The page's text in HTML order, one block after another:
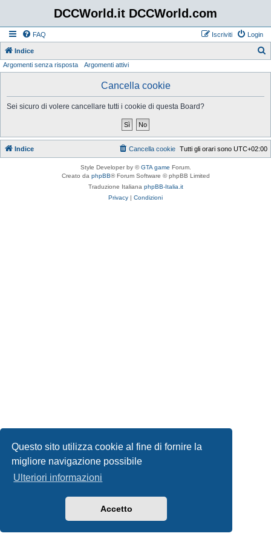
Questo sito utilizza cookie al fine di fornire la
migliore navigazione possibile
Ulteriori informazioni
Accetto
DCCWorld.it DCCWorld.com
FAQ Login
Iscriviti
Indice
Argomenti senza risposta Argomenti attivi
Cancella cookie
Sei sicuro di volere cancellare tutti i cookie di questa Board?
Indice Tutti gli orari sono UTC+02:00
Cancella cookie
Style Developer by ©GTA game Forum.
Creato da phpBB® Forum Software © phpBB Limited
Traduzione Italiana phpBB-Italia.it
Privacy | Condizioni